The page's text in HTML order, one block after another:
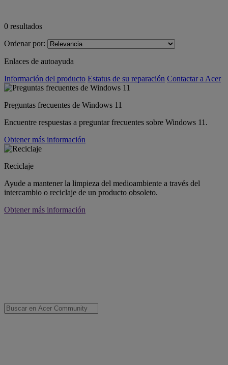
0 resultados
Ordenar por:
Enlaces de autoayuda
Información del producto Estatus de su reparación Contactar a Acer
Preguntas frecuentes de Windows 11
Encuentre respuestas a preguntar frecuentes sobre Windows 11.
Obtener más información
Reciclaje
Ayude a mantener la limpieza del medioambiente a través del
intercambio o reciclaje de un producto obsoleto.
Obtener más información